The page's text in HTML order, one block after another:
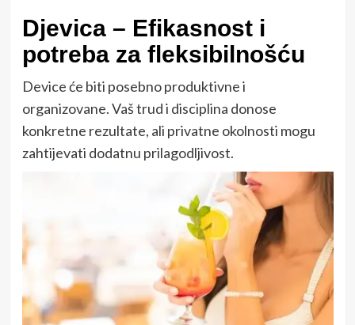
Djevica – Efikasnost i
potreba za fleksibilnošću
Device će biti posebno produktivne i
organizovane. Vaš trud i disciplina donose
konkretne rezultate, ali privatne okolnosti mogu
zahtijevati dodatnu prilagodljivost.